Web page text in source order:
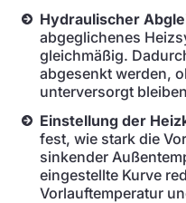
Hydraulischer
abgeglichenes
gleichmäßig.
abgesenkt werden,
unterversorgt
Einstellung der
fest, wie stark die
sinkender
eingestellte Kurve
Vorlauftemperatur